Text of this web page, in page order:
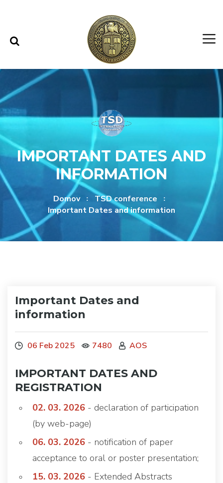
IMPORTANT DATES AND
INFORMATION
Domov
TSD conference
Important Dates and information
Important Dates and
information
06 Feb 2025 7480 AOS
IMPORTANT DATES AND
REGISTRATION
02. 03. 2026 - declaration of participation
(by web-page)
06. 03. 2026 - notification of paper
acceptance to oral or poster presentation;
15. 03. 2026 - Extended Abstracts